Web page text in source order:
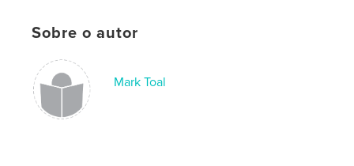
black and white
Sobre o autor
Mark Toal